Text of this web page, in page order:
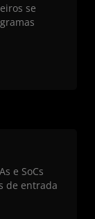
se
e SoCs
de entrada